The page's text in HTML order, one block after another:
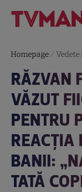
Homepage /
RĂZVAN
VĂZUT
PENTRU
REACȚIA
BANII:
TATĂ